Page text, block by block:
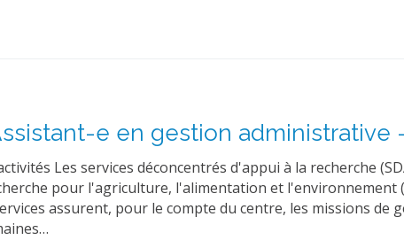
e en gestion administrative
Les services déconcentrés d'appui à la recherche
pour l'agriculture, l'alimentation et l'environnement
assurent, pour le compte du centre, les missions de